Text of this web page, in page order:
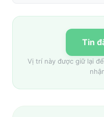
Tin
Vị trí này được giữ lại